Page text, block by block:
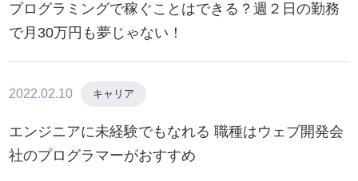
プログラミングで稼ぐことはできる？週２日の勤務
で月30万円も夢じゃない！
2022.02.10 キャリア
エンジニアに未経験でもなれる 職種はウェブ開発会
社のプログラマーがおすすめ